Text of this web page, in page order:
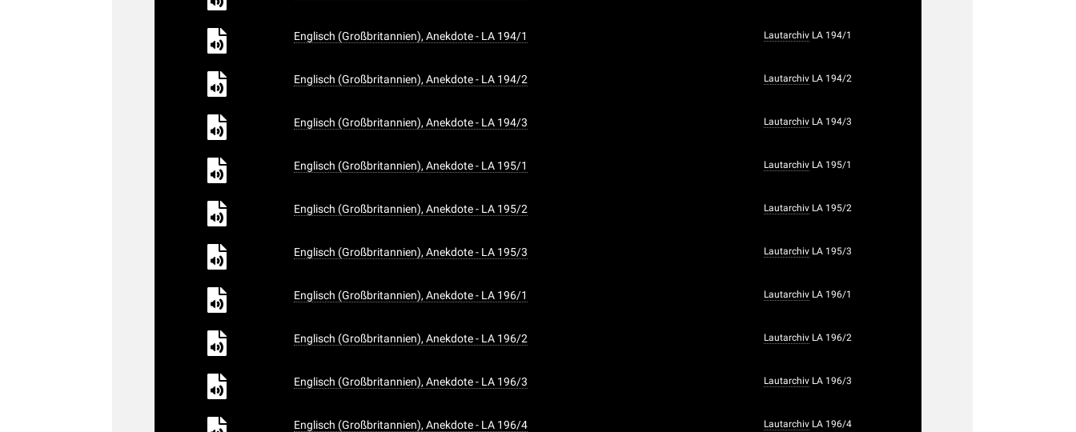
Englisch (Großbritannien), Anekdote - LA 194/1 Lautarchiv LA 194/1
Englisch (Großbritannien), Anekdote - LA 194/2 Lautarchiv LA 194/2
Englisch (Großbritannien), Anekdote - LA 194/3 Lautarchiv LA 194/3
Englisch (Großbritannien), Anekdote - LA 195/1 Lautarchiv LA 195/1
Englisch (Großbritannien), Anekdote - LA 195/2 Lautarchiv LA 195/2
Englisch (Großbritannien), Anekdote - LA 195/3 Lautarchiv LA 195/3
Englisch (Großbritannien), Anekdote - LA 196/1 Lautarchiv LA 196/1
Englisch (Großbritannien), Anekdote - LA 196/2 Lautarchiv LA 196/2
Englisch (Großbritannien), Anekdote - LA 196/3 Lautarchiv LA 196/3
Englisch (Großbritannien), Anekdote - LA 196/4 Lautarchiv LA 196/4